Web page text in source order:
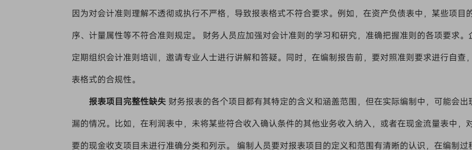
因为对会计准则理解不透彻或执行不严格，导致报表格式不符合要求。例如，在资产负债表中，某些项目
序、计量属性等不符合准则规定。 财务人员应加强对会计准则的学习和研究，准确把握准则的各项要求。
定期组织会计准则培训，邀请专业人士进行讲解和答疑。同时，在编制报告前，要对照准则要求进行自查
表格式的合规性。
报表项目完整性缺失 财务报表的各个项目都有其特定的含义和涵盖范围，但在实际编制中，可能会出
漏的情况。比如，在利润表中，未将某些符合收入确认条件的其他业务收入纳入，或者在现金流量表中，
要的现金收支项目未进行准确分类和列示。 编制人员要对报表项目的定义和范围有清晰的认识，在编制过